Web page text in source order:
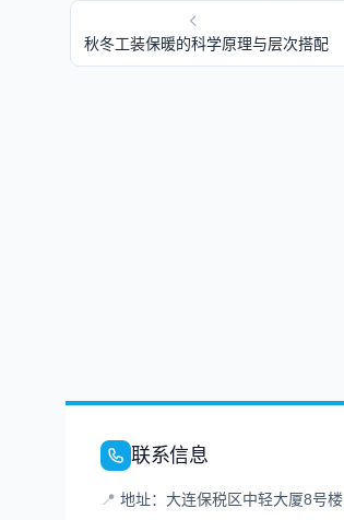
秋冬工装保暖的科学原理与层次搭配
联系信息
📍 地址：大连保税区中轻大厦8号楼